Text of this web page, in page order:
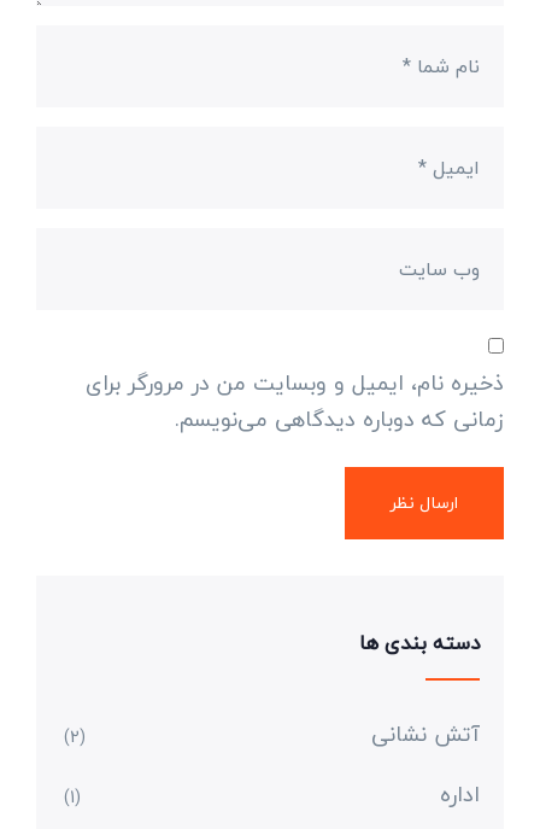
ذخیره نام، ایمیل و وبسایت من در مرورگر برای
زمانی که دوباره دیدگاهی می‌نویسم.
دسته بندی ها
آتش نشانی (2)
اداره (1)